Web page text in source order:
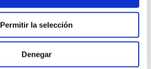
Permitir la selección
Denegar